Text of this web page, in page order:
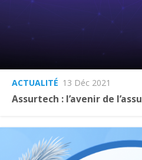
ACTUALITÉ 13 Déc 2021
Assurtech : l’avenir de